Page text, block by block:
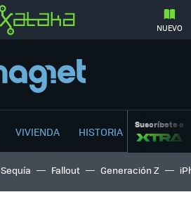
NUEVO
VIVIENDA HISTORIA Suscríbete a
Sequía Fallout Generación Z